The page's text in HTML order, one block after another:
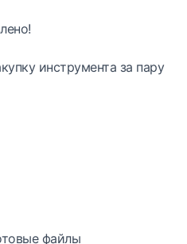
инструмента за пару
файлы